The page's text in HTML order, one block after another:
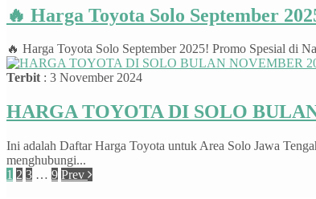
🔥 Harga Toyota Solo September
🔥 Harga Toyota Solo September 2025! Promo Spesial di
Terbit: 3 November 2024
HARGA TOYOTA DI SOLO
Ini adalah Daftar Harga Toyota untuk Area Solo Jawa
menghubungi...
1 2 3 … 9 Prev